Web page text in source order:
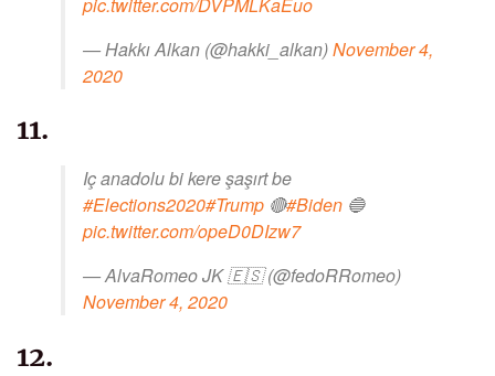
— Hakkı Alkan (@hakki_alkan)November 4,
2020
11.
Iç anadolu bi kere şaşırt be
#Elections2020#Trump 🔴#Biden 🔵
pic.twitter.com/opeD0DIzw7
— AlvaRomeo JK 🇪🇸 (@fedoRRomeo)
November 4, 2020
12.